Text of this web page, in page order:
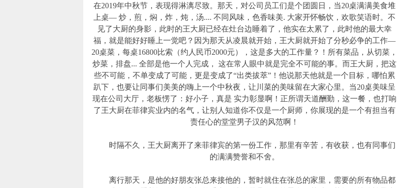
在2019年中秋节，表现得淋漓尽致。那天，对公司员工们是个团圆日，当20桌满满美食堆
上桌— 炒，煎，焖，炸，炖，汤.... 不同风味，色香味美. 大家开怀畅饮，欢歌笑语时。不
见了大厨的身影，此时的王大厨已经在灶台边睡着了，他实在太累了，此时他的最大幸
福，就是能好好睡上一觉吧？因为那天从凌晨就开始，王大厨就开始了分秒必争的工作—
20桌菜，每桌16800比索（约人民币2000元），这是多大的工作量？！所有菜品，从切菜，
炒菜，排盘... 全部是他一个人完成， 这在常人眼中就是完全不可能的事。而王大厨，把这
些不可能，不单变成了可能，更是变成了“出类拔萃”！他说那天他就是一个目标，哪怕累
趴下，也要让同事们美美的嗨上一个中秋夜，让川菜的美味留在大家心里。当20桌美味呈
现在公司大厅，老板愣了：好小子，真是 实力彰显啊！正所谓天道酬勤，这一餐，也打响
了王大厨在菲律宾业内的名气，让别人知道你不仅是一个厨师，你展现的是一个有担当有
责任心的堂堂男子汉的风范啊！
时隔不久，王大厨离开了来菲律宾的第一份工作，那里有辛苦，有收获，也有同事们
的满满赞誉和不舍。
离行那天，是他的好朋友张总来接他的，暂时就住在张总的家里，需要的所有物品都